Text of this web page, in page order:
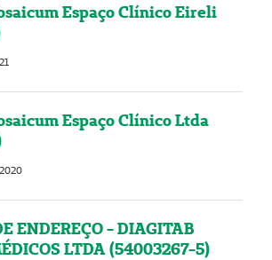
Espaço Clínico Eireli
Espaço Clínico Ltda
ENDEREÇO - DIAGITAB
LTDA (54003267-5)